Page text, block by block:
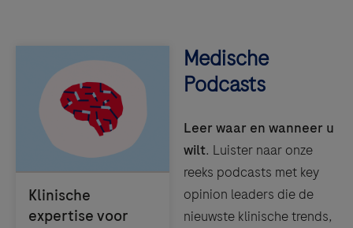
Medische
Podcasts
Leer waar en wanneer u
wilt. Luister naar onze
reeks podcasts met key
opinion leaders die de
nieuwste klinische trends,